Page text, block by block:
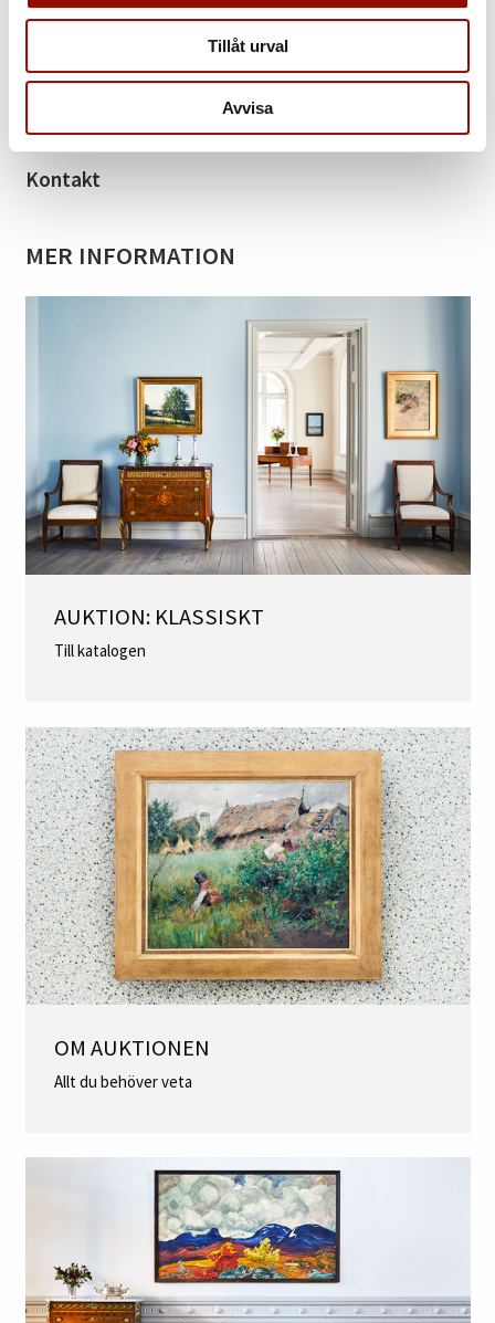
Tillåt urval
Avvisa
tvekan utfört av Sverige främste möbelsnickare.
Kontakt
MER INFORMATION
AUKTION: KLASSISKT
Till katalogen
OM AUKTIONEN
Allt du behöver veta